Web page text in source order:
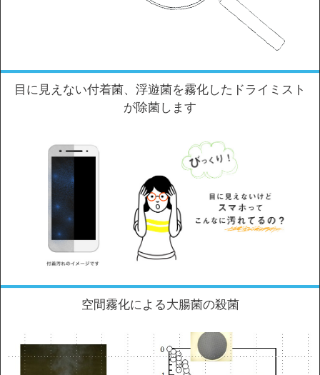
目に見えない付着菌、浮遊菌を霧化したドライミスト
が除菌します
空間霧化による大腸菌の殺菌